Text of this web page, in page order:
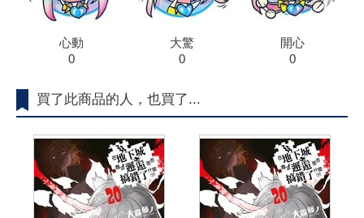
心動
0
大驚
0
開心
0
買了此商品的人，也買了...